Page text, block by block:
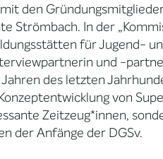
den
Strömbach. In der
für Jugend-
und -
des letzten
von
Zeitzeug*innen,
der Anfänge der DGSv.